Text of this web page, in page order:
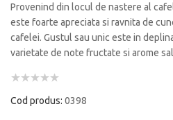
Provenind din locul de nastere al
este foarte apreciata si ravnita de
cafelei. Gustul sau unic este in
varietate de note fructate si arome
Cod produs: 0398